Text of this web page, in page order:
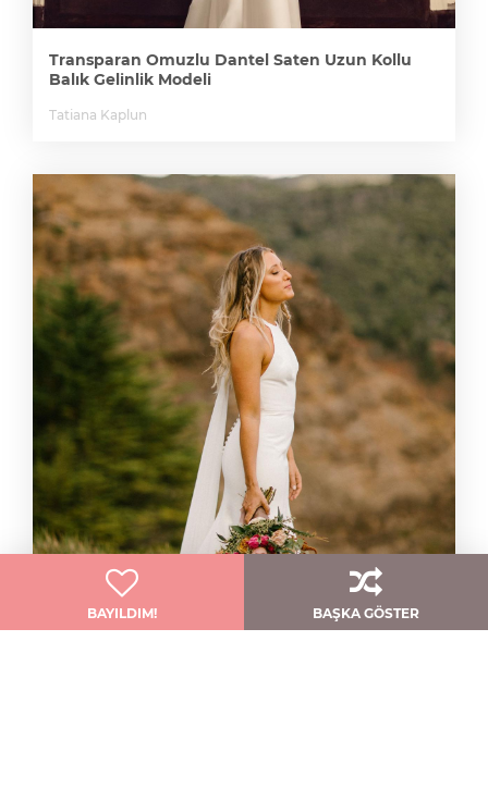
BAYILDIM! BAŞKA GÖSTER
Transparan Omuzlu Dantel Saten Uzun Kollu
Balık Gelinlik Modeli
Tatiana Kaplun